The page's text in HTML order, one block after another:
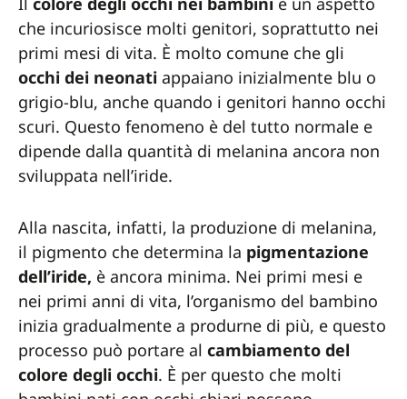
che incuriosisce molti genitori, soprattutto nei
primi mesi di vita. È molto comune che gli
occhi dei neonati appaiano inizialmente blu o
grigio-blu, anche quando i genitori hanno occhi
scuri. Questo fenomeno è del tutto normale e
dipende dalla quantità di melanina ancora non
sviluppata nell’iride.
Alla nascita, infatti, la produzione di melanina,
il pigmento che determina la pigmentazione
dell’iride, è ancora minima. Nei primi mesi e
nei primi anni di vita, l’organismo del bambino
inizia gradualmente a produrne di più, e questo
processo può portare al cambiamento del
colore degli occhi. È per questo che molti